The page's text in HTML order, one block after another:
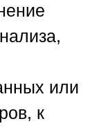
или
к